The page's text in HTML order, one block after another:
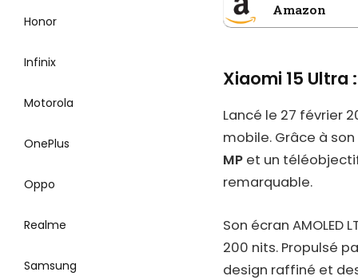
Honor
Infinix
Motorola
OnePlus
Oppo
Realme
Samsung
Amazon
Xiaomi 15
Lancé le 27 février
mobile. Grâce à
MPet un
remarquable.
Son écran AMOLED
200 nits. Propulsé
design raffiné et